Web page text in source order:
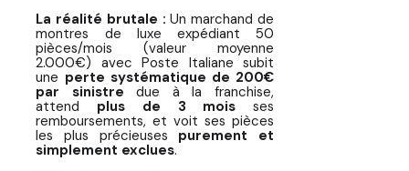
La réalité brutale : Un marchand de
montres de luxe expédiant 50
pièces/mois (valeur moyenne
2.000€) avec Poste Italiane subit
une perte systématique de 200€
par sinistre due à la franchise,
attend plus de 3 mois ses
remboursements, et voit ses pièces
les plus précieuses purement et
simplement exclues.